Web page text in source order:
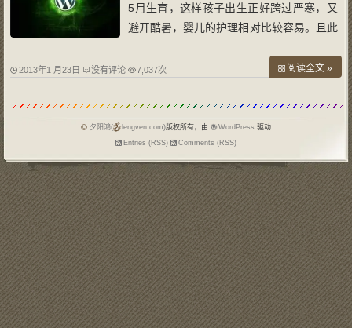
5月生育，这样孩子出生正好跨过严寒，又
避开酷暑，婴儿的护理相对比较容易。且此
足，将有利于预防各种疾病的发生。 怀孕
收，降血压、健脾开胃、祛暑安胎；【香
蕉】消
2013年1 月23日 没有评论 7,037次 阅读全文 »
夕阳鴻( lengven.com)版权所有，由 WordPress 驱动
Entries (RSS)
Comments (RSS)